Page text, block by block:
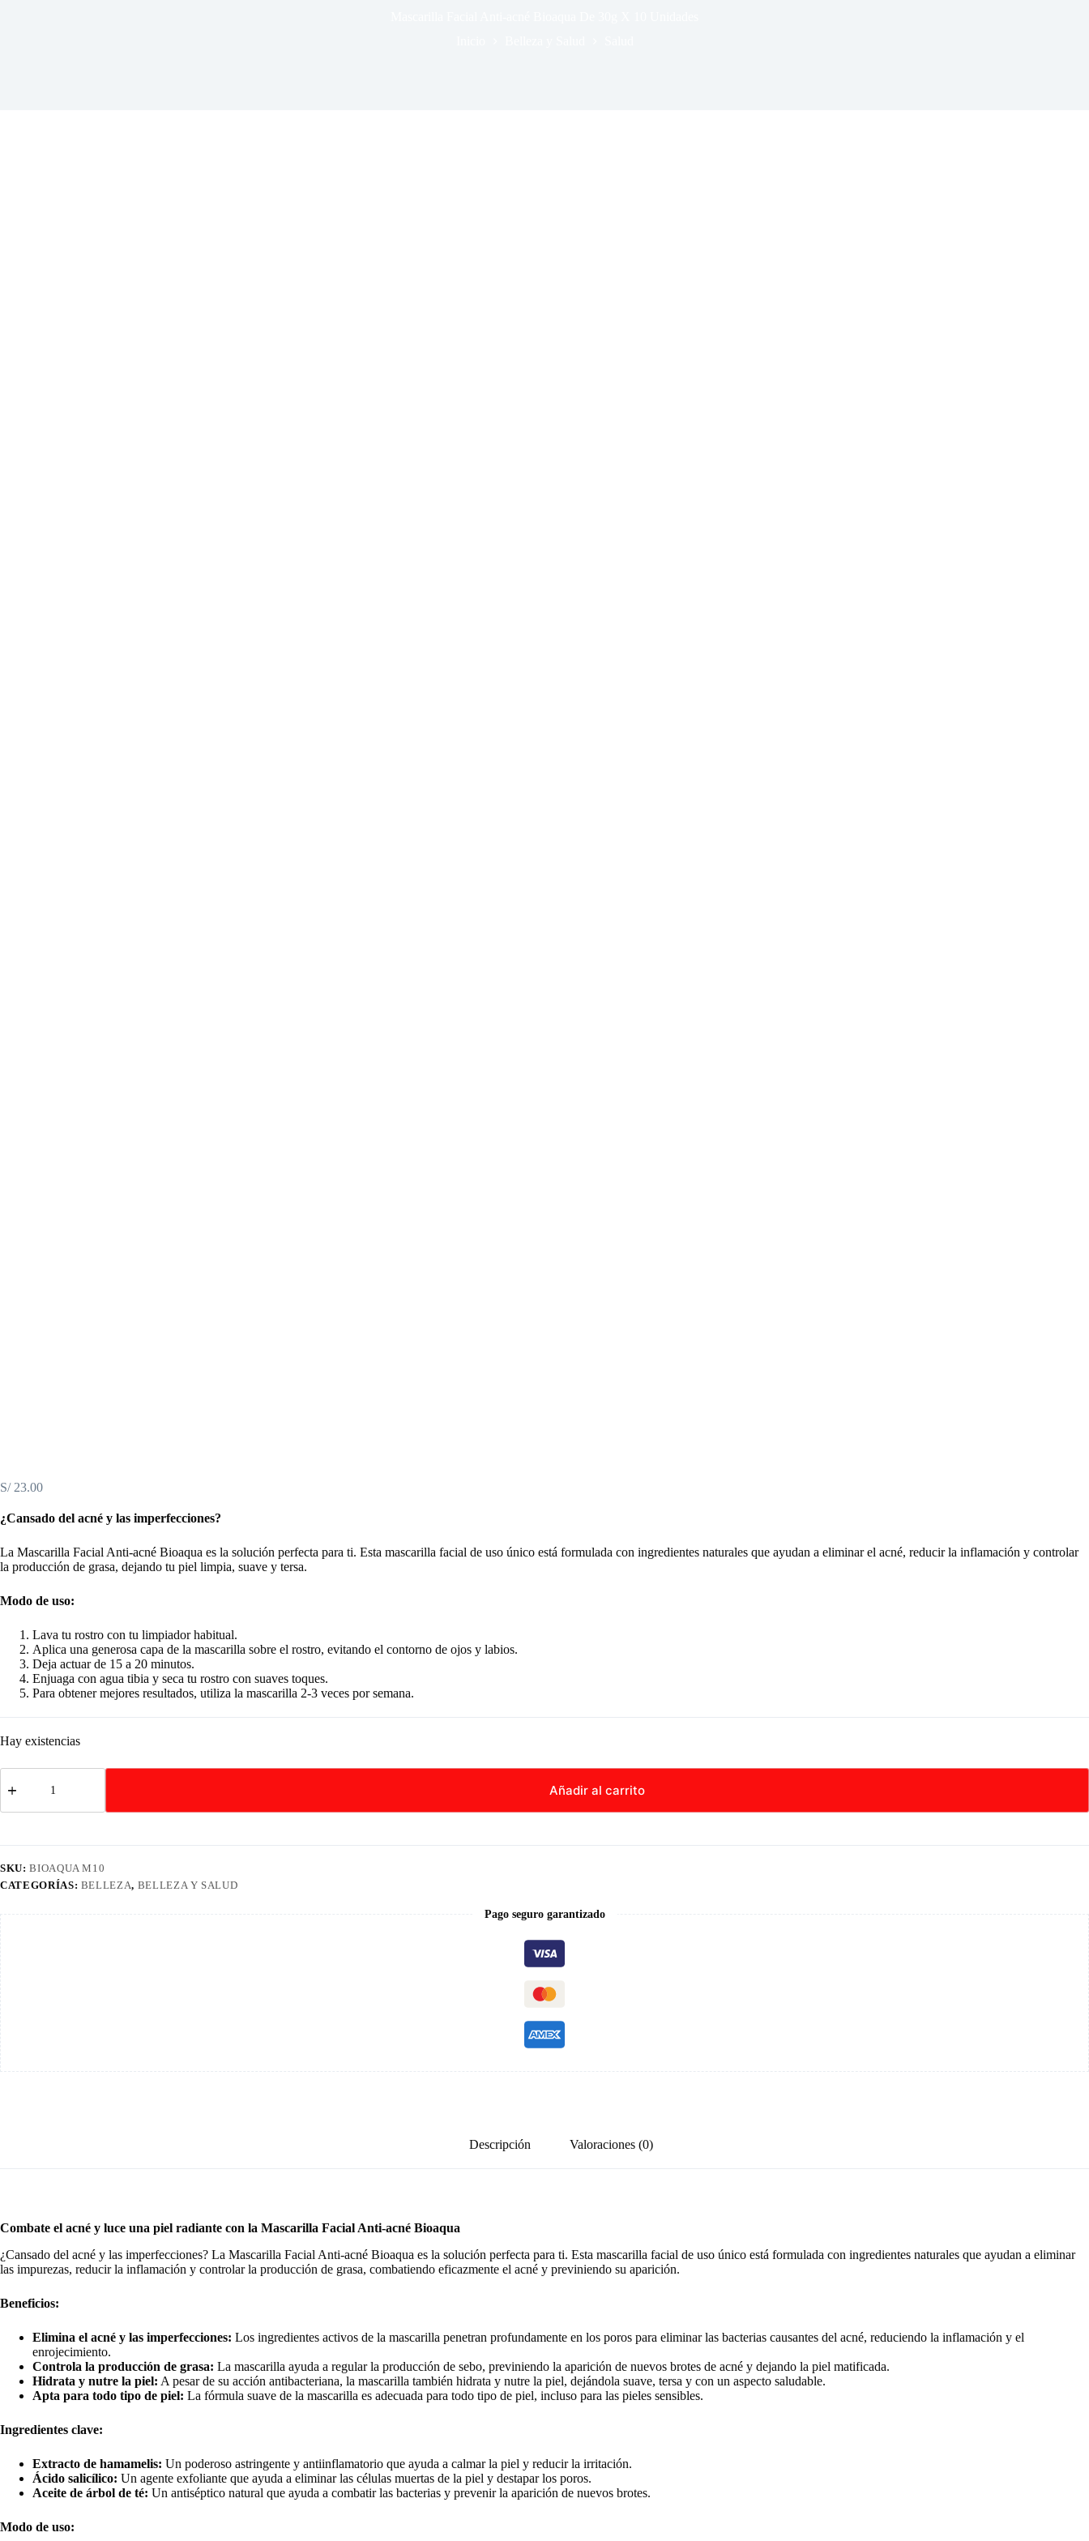
S/23.00
¿Cansado del acné y las imperfecciones?
La Mascarilla Facial Anti-acné Bioaqua es la solución perfecta para ti. Esta mascarilla facial de uso único está formulada con ingredientes naturales que ayudan a eliminar el acné, reducir la inflamación y controlar
la producción de grasa, dejando tu piel limpia, suave y tersa.
Modo de uso:
Lava tu rostro con tu limpiador habitual.
Aplica una generosa capa de la mascarilla sobre el rostro, evitando el contorno de ojos y labios.
Deja actuar de 15 a 20 minutos.
Enjuaga con agua tibia y seca tu rostro con suaves toques.
Para obtener mejores resultados, utiliza la mascarilla 2-3 veces por semana.
Hay existencias
Mascarilla
Facial
acné
X
10
Añadir al carrito
SKU:BIOAQUA M10
CATEGORÍAS: BELLEZA, BELLEZA Y SALUD
Pago seguro garantizado
Descripción Valoraciones (0)
Combate el acné y luce una piel radiante con la Mascarilla Facial Anti-acné Bioaqua
¿Cansado del acné y las imperfecciones? La Mascarilla Facial Anti-acné Bioaqua es la solución perfecta para ti. Esta mascarilla facial de uso único está formulada con ingredientes naturales que ayudan a eliminar
las impurezas, reducir la inflamación y controlar la producción de grasa, combatiendo eficazmente el acné y previniendo su aparición.
Beneficios:
Elimina el acné y las imperfecciones: Los ingredientes activos de la mascarilla penetran profundamente en los poros para eliminar las bacterias causantes del acné, reduciendo la inflamación y el
enrojecimiento.
Controla la producción de grasa: La mascarilla ayuda a regular la producción de sebo, previniendo la aparición de nuevos brotes de acné y dejando la piel matificada.
Hidrata y nutre la piel: A pesar de su acción antibacteriana, la mascarilla también hidrata y nutre la piel, dejándola suave, tersa y con un aspecto saludable.
Apta para todo tipo de piel: La fórmula suave de la mascarilla es adecuada para todo tipo de piel, incluso para las pieles sensibles.
Ingredientes clave:
Extracto de hamamelis: Un poderoso astringente y antiinflamatorio que ayuda a calmar la piel y reducir la irritación.
Ácido salicílico: Un agente exfoliante que ayuda a eliminar las células muertas de la piel y destapar los poros.
Aceite de árbol de té: Un antiséptico natural que ayuda a combatir las bacterias y prevenir la aparición de nuevos brotes.
Modo de uso: